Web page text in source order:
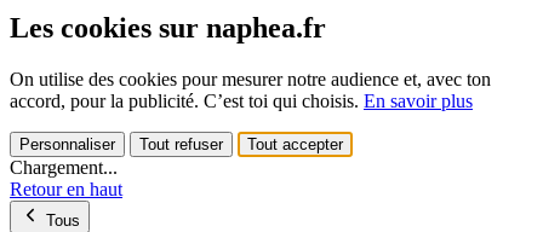
Les cookies sur naphea.fr
On utilise des cookies pour mesurer notre audience et, avec ton
accord, pour la publicité. C’est toi qui choisis. En savoir plus
Personnaliser Tout refuser Tout accepter
Chargement...
Retour en haut
Tous